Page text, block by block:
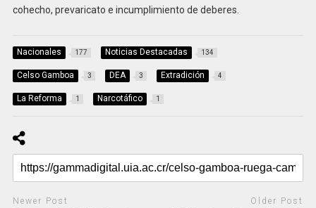
cohecho, prevaricato e incumplimiento de deberes.
Nacionales 177 Noticias Destacadas 134
Celso Gamboa 3 DEA 3 Extradición 4
La Reforma 1 Narcotáfico 1
Newer Post Older Post